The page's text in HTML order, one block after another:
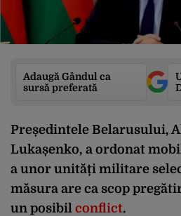
Adaugă Gândul ca
sursă preferată
Președintele Belarusului,
Lukașenko, a ordonat
a unor unități militare
măsura are ca scop
un posibil conflict.